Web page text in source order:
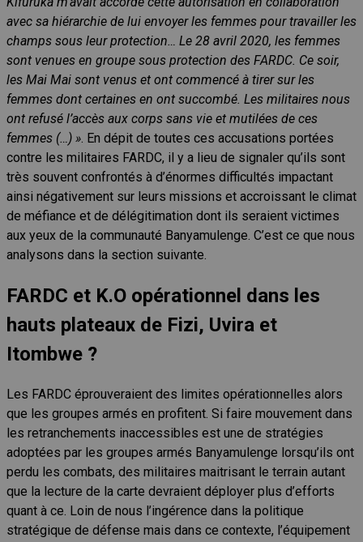
avec sa hiérarchie de lui envoyer les femmes pour travailler les
champs sous leur protection… Le 28 avril 2020, les femmes
sont venues en groupe sous protection des FARDC. Ce soir,
les Mai Mai sont venus et ont commencé à tirer sur les
femmes dont certaines en ont succombé. Les militaires nous
ont refusé l’accès aux corps sans vie et mutilées de ces
femmes (…) ». En dépit de toutes ces accusations portées
contre les militaires FARDC, il y a lieu de signaler qu’ils sont
très souvent confrontés à d’énormes difficultés impactant
ainsi négativement sur leurs missions et accroissant le climat
de méfiance et de délégitimation dont ils seraient victimes
aux yeux de la communauté Banyamulenge. C’est ce que nous
analysons dans la section suivante.
FARDC et K.O opérationnel dans les
hauts plateaux de Fizi, Uvira et
Itombwe ?
Les FARDC éprouveraient des limites opérationnelles alors
que les groupes armés en profitent. Si faire mouvement dans
les retranchements inaccessibles est une de stratégies
adoptées par les groupes armés Banyamulenge lorsqu’ils ont
perdu les combats, des militaires maitrisant le terrain autant
que la lecture de la carte devraient déployer plus d’efforts
quant à ce. Loin de nous l’ingérence dans la politique
stratégique de défense mais dans ce contexte, l’équipement